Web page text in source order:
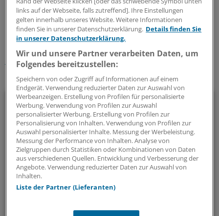
Schlagworte:
Berufspolitik Praxismanagement Psychotherapie
Ihr Newsletter zum Thema
Politik & Debatte
Mit diesem Newsletter blicken Sie hinter das tägliche
Geschehen in der Gesundheitspolitik. Mit Analysen,
Hintergründen und einem Blick auf Themen, die die Agenda
bestimmen.
14-tägig, donnerstags
Zum Abonnieren bitte anmelden
links auf der Webseite, falls zutreffend]. Ihre Einstellungen
gelten innerhalb unseres Website. Weitere Informationen
finden Sie in unserer Datenschutzerklärung. Details finden Sie
in unserer Datenschutzerklärung.
Wir und unsere Partner verarbeiten Daten, um
Folgendes bereitzustellen:
Speichern von oder Zugriff auf Informationen auf einem
Endgerät. Verwendung reduzierter Daten zur Auswahl von
Werbeanzeigen. Erstellung von Profilen für personalisierte
Werbung. Verwendung von Profilen zur Auswahl
personalisierter Werbung. Erstellung von Profilen zur
Personalisierung von Inhalten. Verwendung von Profilen zur
Auswahl personalisierter Inhalte. Messung der Werbeleistung.
Messung der Performance von Inhalten. Analyse von
Zielgruppen durch Statistiken oder Kombinationen von Daten
aus verschiedenen Quellen. Entwicklung und Verbesserung der
Angebote. Verwendung reduzierter Daten zur Auswahl von
Inhalten.
Liste der Partner (Lieferanten)